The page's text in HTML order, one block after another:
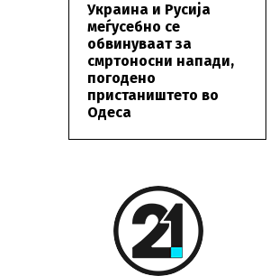
Украина и Русија
меѓусебно се
обвинуваат за
смртоносни напади,
погодено
пристаништето во
Одеса